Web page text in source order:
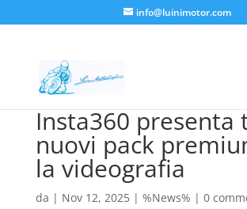
info@luinimotor.com
Insta360 presenta
nuovi pack
la videografia
da | Nov 12, 2025| %News% | 0